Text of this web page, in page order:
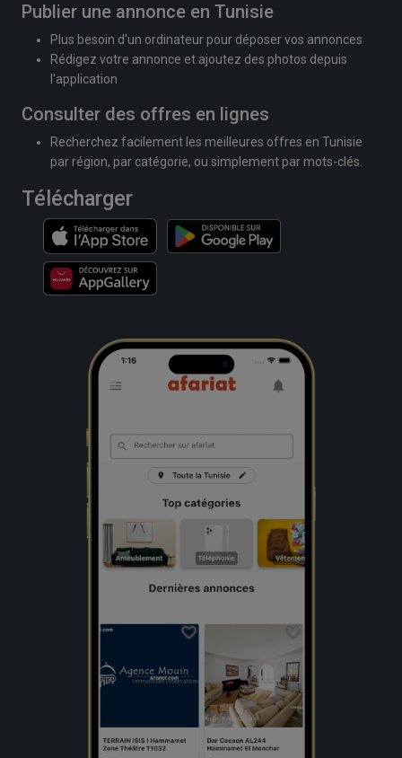
Publier une annonce en Tunisie
Plus besoin d'un ordinateur pour déposer vos annonces
Rédigez votre annonce et ajoutez des photos depuis
l'application
Consulter des offres en lignes
Recherchez facilement les meilleures offres en Tunisie
par région, par catégorie, ou simplement par mots-clés.
Télécharger